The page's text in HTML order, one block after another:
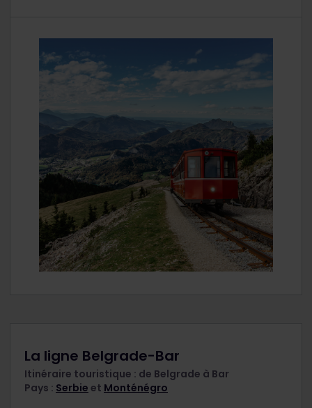
La ligne Belgrade-Bar
Itinéraire touristique : de Belgrade à Bar
Pays : Serbie et Monténégro